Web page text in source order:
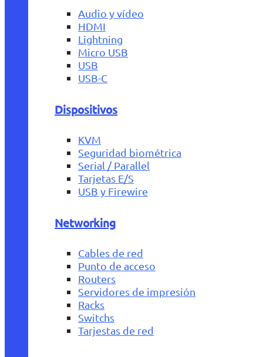
Audio y vídeo
HDMI
Lightning
Micro USB
USB
USB-C
Dispositivos
KVM
Seguridad biométrica
Serial / Parallel
Tarjetas E/S
USB y Firewire
Networking
Cables de red
Punto de acceso
Routers
Servidores de impresión
Racks
Switchs
Tarjestas de red